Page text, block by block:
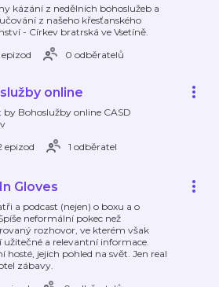
kázání z nedělních bohoslužeb a
z našeho křesťanského
- Církev bratrská ve Vsetíně.
epizod
0 odběratelů
online
by Bohoslužby online CASD
epizod
1 odběratel
Gloves
a podcast (nejen) o boxu a o
neformální pokec než
rozhovor, ve kterém však
užitečné a relevantní informace.
hosté, jejich pohled na svět. Jen real
zábavy.